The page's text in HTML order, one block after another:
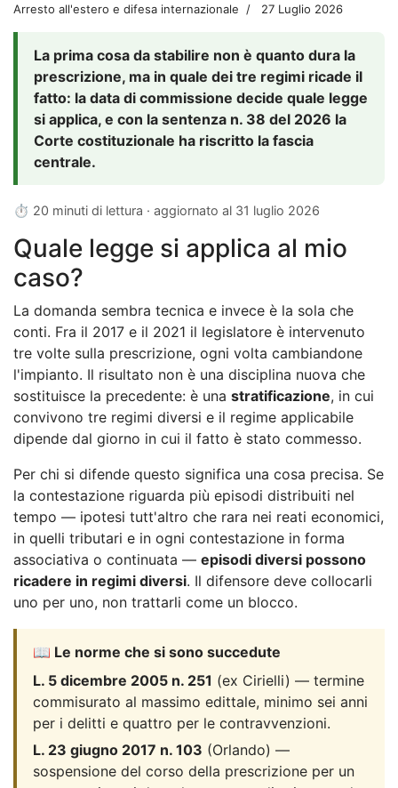
Arresto all'estero e difesa internazionale 27 Luglio 2026
La prima cosa da stabilire non è quanto dura la
prescrizione, ma in quale dei tre regimi ricade il
fatto: la data di commissione decide quale legge
si applica, e con la sentenza n. 38 del 2026 la
Corte costituzionale ha riscritto la fascia
centrale.
⏱ 20 minuti di lettura · aggiornato al 31 luglio 2026
Quale legge si applica al mio
caso?
La domanda sembra tecnica e invece è la sola che
conti. Fra il 2017 e il 2021 il legislatore è intervenuto
tre volte sulla prescrizione, ogni volta cambiandone
l'impianto. Il risultato non è una disciplina nuova che
sostituisce la precedente: è una stratificazione, in cui
convivono tre regimi diversi e il regime applicabile
dipende dal giorno in cui il fatto è stato commesso.
Per chi si difende questo significa una cosa precisa. Se
la contestazione riguarda più episodi distribuiti nel
tempo — ipotesi tutt'altro che rara nei reati economici,
in quelli tributari e in ogni contestazione in forma
associativa o continuata — episodi diversi possono
ricadere in regimi diversi. Il difensore deve collocarli
uno per uno, non trattarli come un blocco.
📖 Le norme che si sono succedute
L. 5 dicembre 2005 n. 251 (ex Cirielli) — termine
commisurato al massimo edittale, minimo sei anni
per i delitti e quattro per le contravvenzioni.
L. 23 giugno 2017 n. 103 (Orlando) —
sospensione del corso della prescrizione per un